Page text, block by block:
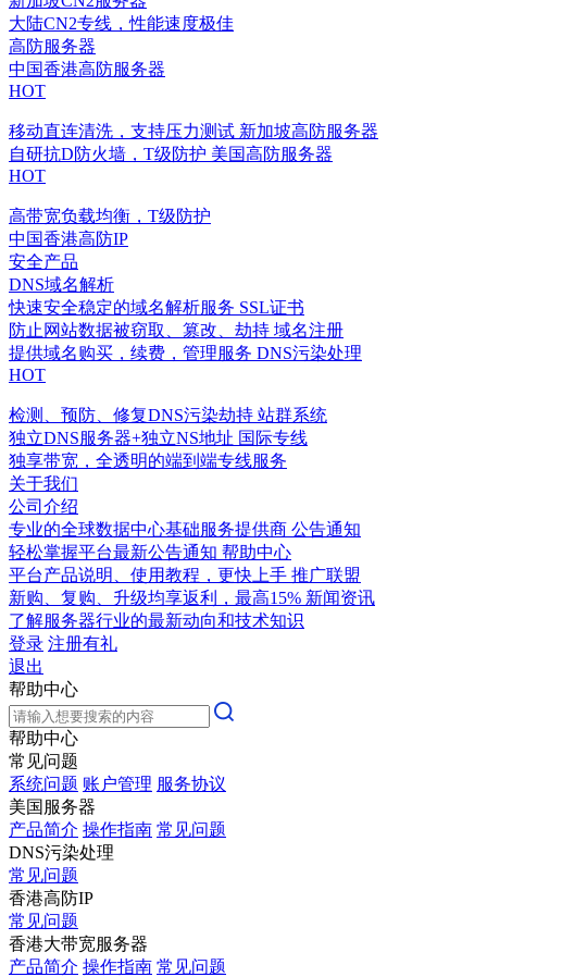
大陆CN2专线，性能速度极佳
高防服务器
中国香港高防服务器
HOT
移动直连清洗，支持压力测试 新加坡高防服务器
自研抗D防火墙，T级防护 美国高防服务器
HOT
高带宽负载均衡，T级防护
中国香港高防IP
安全产品
DNS域名解析
快速安全稳定的域名解析服务 SSL证书
防止网站数据被窃取、篡改、劫持 域名注册
提供域名购买，续费，管理服务 DNS污染处理
HOT
检测、预防、修复DNS污染劫持 站群系统
独立DNS服务器+独立NS地址 国际专线
独享带宽，全透明的端到端专线服务
关于我们
公司介绍
专业的全球数据中心基础服务提供商 公告通知
轻松掌握平台最新公告通知 帮助中心
平台产品说明、使用教程，更快上手 推广联盟
新购、复购、升级均享返利，最高15% 新闻资讯
了解服务器行业的最新动向和技术知识
登录 注册有礼
退出
帮助中心
帮助中心
常见问题
系统问题 账户管理 服务协议
美国服务器
产品简介 操作指南 常见问题
DNS污染处理
常见问题
香港高防IP
常见问题
香港大带宽服务器
产品简介 操作指南 常见问题